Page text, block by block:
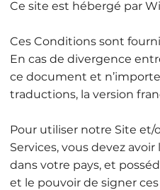
Ce site est hébergé par
Ces Conditions sont
En cas de divergence
ce document et
traductions, la version
Pour utiliser notre Site
Services, vous devez
dans votre pays, et
et le pouvoir de signer